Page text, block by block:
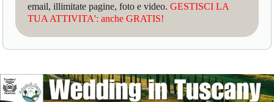
email, illimitate pagine, foto e video.GESTISCI LA
TUA ATTIVITA': anche GRATIS!